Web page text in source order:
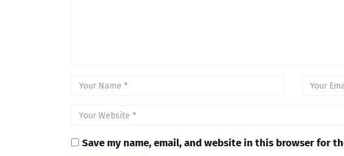
Save my name, email, and website in this browser for